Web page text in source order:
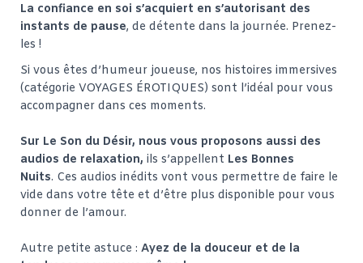
La confiance en soi s’acquiert en s’autorisant des
instants de pause, de détente dans la journée. Prenez-
les !
Si vous êtes d’humeur joueuse, nos histoires immersives
(catégorie VOYAGES ÉROTIQUES) sont l’idéal pour vous
accompagner dans ces moments.
Sur Le Son du Désir, nous vous proposons aussi des
audios de relaxation, ils s’appellent Les Bonnes
Nuits. Ces audios inédits vont vous permettre de faire le
vide dans votre tête et d’être plus disponible pour vous
donner de l’amour.
Autre petite astuce : Ayez de la douceur et de la